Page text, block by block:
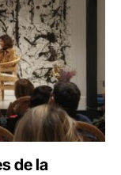
de la